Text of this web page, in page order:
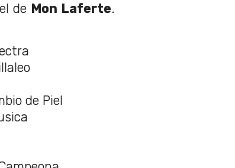
de Mon Laferte.
de Piel